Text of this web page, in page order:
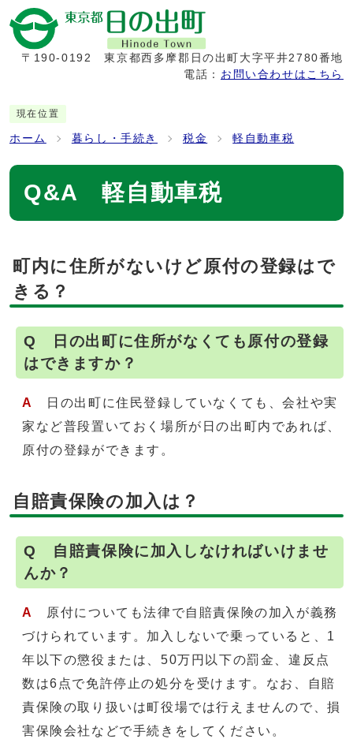
〒190-0192
東京都西多摩郡日の出町大字平井2780番地
電話： お問い合わせはこちら
現在位置
ホーム 暮らし・手続き 税金 軽自動車税
Q&A 軽自動車税
町内に住所がないけど原付の登録はで
きる？
Q 日の出町に住所がなくても原付の登録
はできますか？
A
日の出町に住民登録していなくても、会社や実
家など普段置いておく場所が日の出町内であれば、
原付の登録ができます。
自賠責保険の加入は？
Q 自賠責保険に加入しなければいけませ
んか？
A
原付についても法律で自賠責保険の加入が義務
づけられています。加入しないで乗っていると、1
年以下の懲役または、50万円以下の罰金、違反点
数は6点で免許停止の処分を受けます。なお、自賠
責保険の取り扱いは町役場では行えませんので、損
害保険会社などで手続きをしてください。